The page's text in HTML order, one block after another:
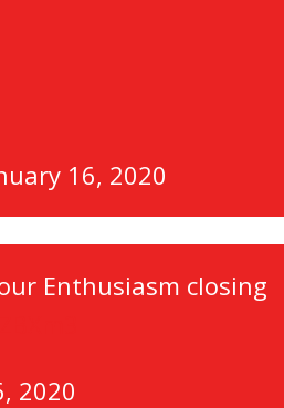
16, 2020
Enthusiasm closing
2020